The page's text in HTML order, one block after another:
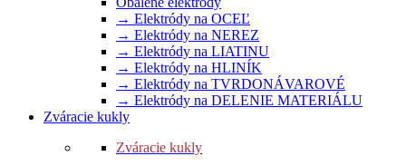
→ Elektródy na OCEĽ
→ Elektródy na NEREZ
→ Elektródy na LIATINU
→ Elektródy na HLINÍK
→ Elektródy na TVRDONÁVAROVÉ
→ Elektródy na DELENIE MATERIÁLU
Zváracie kukly
Zváracie kukly